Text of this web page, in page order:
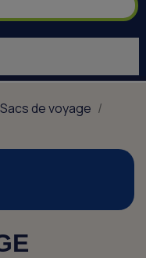
Sacs de voyage